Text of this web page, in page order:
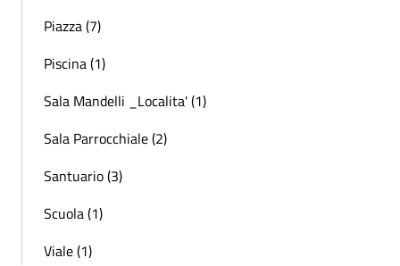
Piazza (7)
Piscina (1)
Sala Mandelli _Localita' (1)
Sala Parrocchiale (2)
Santuario (3)
Scuola (1)
Viale (1)